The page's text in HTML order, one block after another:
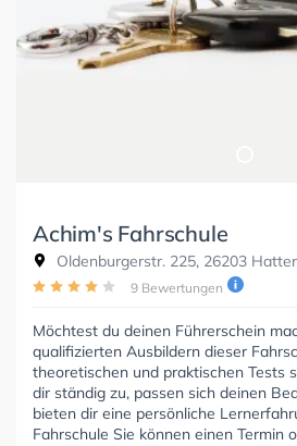
Achim's Fahrschule
Oldenburgerstr. 225, 26203
9 Bewertungen
Möchtest du deinen Führerschein
qualifizierten Ausbildern dieser
theoretischen und praktischen Tests
dir ständig zu, passen sich deinen
bieten dir eine persönliche
Fahrschule Sie können einen Termin